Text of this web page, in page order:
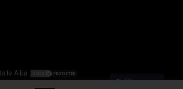
Alba
Messenger